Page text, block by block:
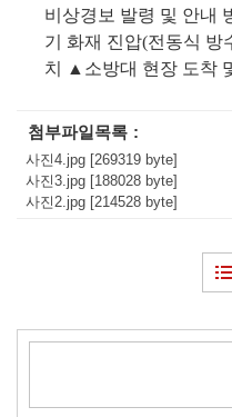
비상경보 발령 및 안내
기 화재 진압(전동식 방
치
▲ 소방대 현장 도착
첨부파일목록
사진4.jpg [269319 byte]
사진3.jpg [188028 byte]
사진2.jpg [214528 byte]